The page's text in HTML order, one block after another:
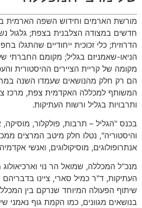
מורשת הארמים וחידוש השפה הארמית
חדשים במצודה הצלבנית בצפת; גלגול
הדרוזית; כלי זכוכית ייחודיים שהתגלו
הניאו-שאמניזם בגליל; מקומם החברתי
מקומה של קריית הציירים ההיסטורית
הם רק חלק מהנושאים שעמדו השנה
המשותף למכללה האקדמית צפת, מרכז
ותרבויות בגליל ורשות העתיקות.
בכנס "הגליל – תרבות, פולקלור, מוסיקה,
והיסטוריה", נטלו חלק מיטב המרצים
אנתרופולוגים, מוסיקולוגים, ואנשי
מנכ"ל המכללה, שמואל הר נוי
העתיקות, ד"ר כמיל סארי, ציינו
שיתוף הפעולה המיוחד שנרקם בין
בנושאים מגוונים, כמו הקמת גוף נאמני